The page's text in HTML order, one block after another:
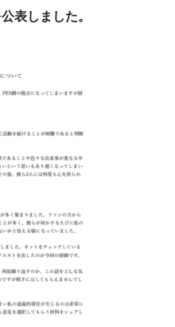
表しました。